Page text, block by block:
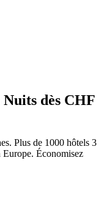
Nuits dès CHF
Plus de 1000 hôtels 3
Europe. Économisez